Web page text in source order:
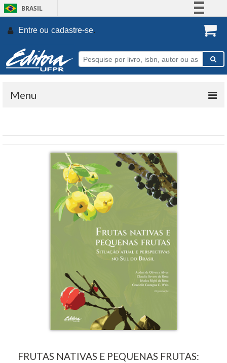
BRASIL
Participe
Entre ou cadastre-se.
Menu
FRUTAS NATIVAS E PEQUENAS FRUTAS: